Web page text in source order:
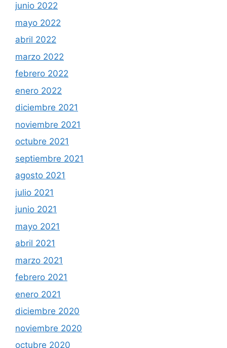
junio 2022
mayo 2022
abril 2022
marzo 2022
febrero 2022
enero 2022
diciembre 2021
noviembre 2021
octubre 2021
septiembre 2021
agosto 2021
julio 2021
junio 2021
mayo 2021
abril 2021
marzo 2021
febrero 2021
enero 2021
diciembre 2020
noviembre 2020
octubre 2020